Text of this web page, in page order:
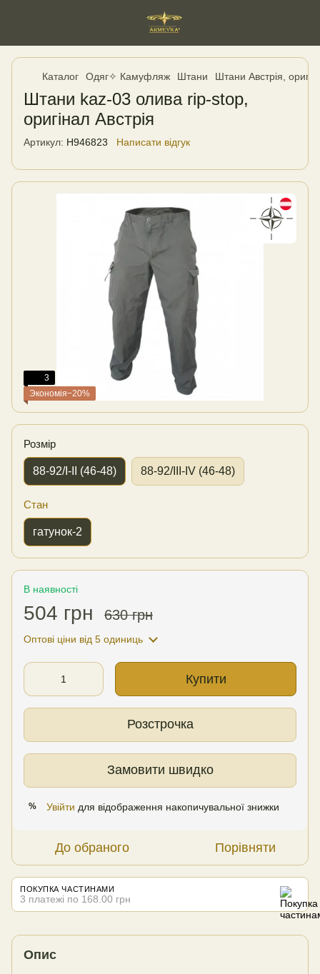
Каталог Одяг✧ Камуфляж Штани Штани Австрія,
Штани kaz-03 олива rip-stop,
оригінал Австрія
Артикул: H946823 Написати відгук
3
Экономія−20%
Розмір
88-92/I-II (46-48) 88-92/III-IV (46-48)
Стан
гатунок-2
В наявності
504 грн 630 грн
Оптові ціни від 5 одиниць
Купити
Розстрочка
Замовити швидко
% Увійти для відображення накопичувальної знижки
До обраного Порівняти
ПОКУПКА ЧАСТИНАМИ
3 платежі по 168.00 грн
Опис